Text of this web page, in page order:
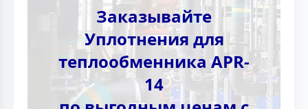
Заказывайте
Уплотнения для
теплообменника APR-
14